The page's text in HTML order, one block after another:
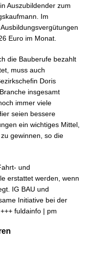
Auszubildender zum
Im
Euro im Monat.
die Bauberufe bezahlt
muss auch
Doris
insgesamt
immer viele
seien bessere
ein wichtiges Mittel,
gewinnen, so die
und
erstattet werden, wenn
IG BAU und
Initiative bei der
fuldainfo | pm